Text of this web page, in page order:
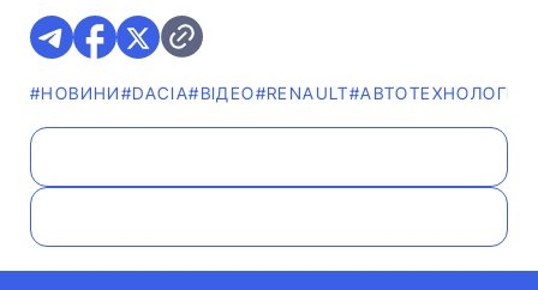
#НОВИНИ#DACIA#ВІДЕО#RENAULT#АВТОТЕХНОЛОГІЇ